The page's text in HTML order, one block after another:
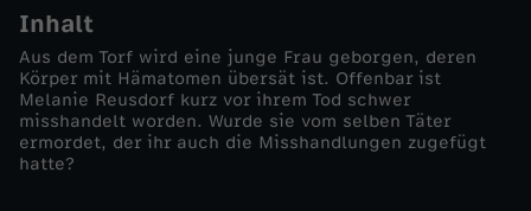
e
S
p
Inhalt
Aus dem Torf wird eine junge Frau geborgen, deren
Körper mit Hämatomen übersät ist. Offenbar ist
Melanie Reusdorf kurz vor ihrem Tod schwer
misshandelt worden. Wurde sie vom selben Täter
ermordet, der ihr auch die Misshandlungen zugefügt
hatte?